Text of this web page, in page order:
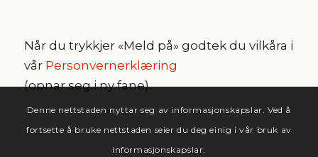
Når du trykkjer «Meld på» godtek du vilkåra i
vår Personvernerklæring
(opnar seg i ny fane).
Denne nettstaden nyttar seg av informasjonskapslar. Ved å
fortsette å bruke nettstaden seier du deg einig i vår bruk av
informasjonskapslar.